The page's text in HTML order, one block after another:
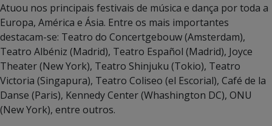
Atuou nos principais festivais de música e dança por toda a
Europa, América e Ásia. Entre os mais importantes
destacam-se: Teatro do Concertgebouw (Amsterdam),
Teatro Albéniz (Madrid), Teatro Español (Madrid), Joyce
Theater (New York), Teatro Shinjuku (Tokio), Teatro
Victoria (Singapura), Teatro Coliseo (el Escorial), Café de la
Danse (Paris), Kennedy Center (Whashington DC), ONU
(New York), entre outros.